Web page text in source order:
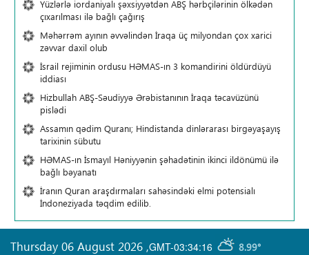
Yüzlərlə iordaniyalı şəxsiyyətdən ABŞ hərbçilərinin ölkədən
çıxarılması ilə bağlı çağırış
Məhərrəm ayının əvvəlindən İraqa üç milyondan çox xarici
zəvvar daxil olub
İsrail rejiminin ordusu HƏMAS-ın 3 komandirini öldürdüyü
iddiası
Hizbullah ABŞ-Səudiyyə Ərəbistanının İraqa təcavüzünü
pislədi
Assamın qədim Quranı; Hindistanda dinlərarası birgəyaşayış
tarixinin sübutu
HƏMAS-ın İsmayıl Həniyyənin şəhadətinin ikinci ildönümü ilə
bağlı bəyanatı
İranın Quran araşdırmaları sahəsindəki elmi potensialı
İndoneziyada təqdim edilib.
GMT-03:34:16 8.99°
Thursday 06 August 2026 ,